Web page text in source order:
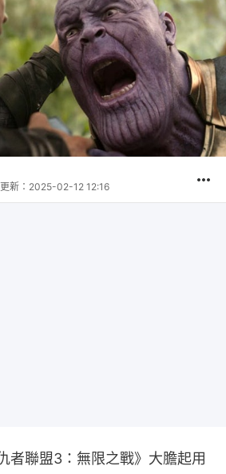
更新： 2025-02-12 12:16
者聯盟3：無限之戰》大膽起用